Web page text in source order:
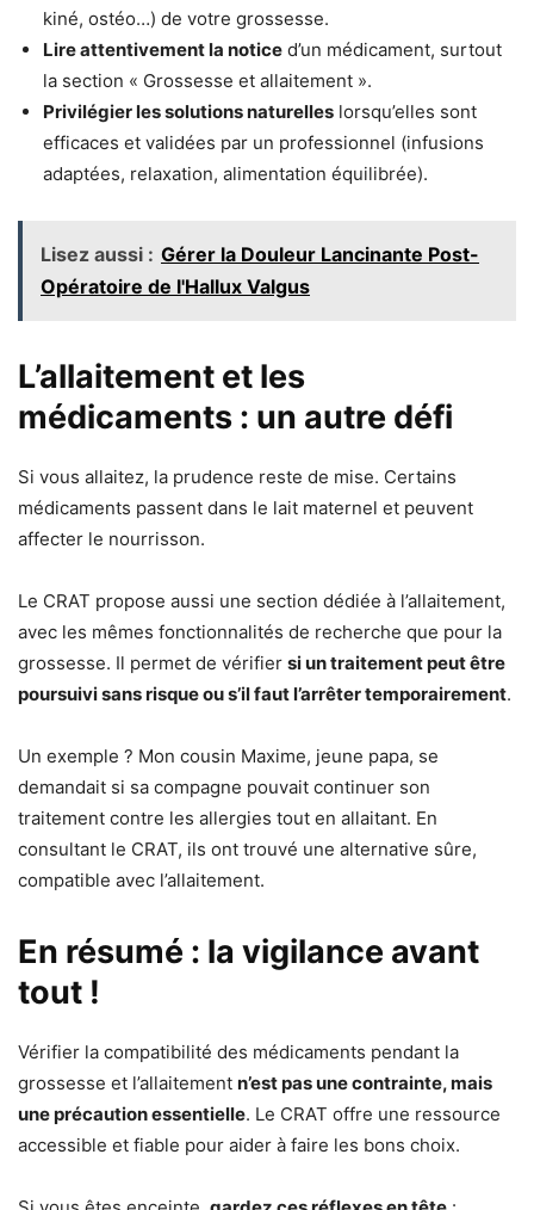
kiné, ostéo…) de votre grossesse.
Lire attentivement la notice d’un médicament, surtout
la section « Grossesse et allaitement ».
Privilégier les solutions naturelles lorsqu’elles sont
efficaces et validées par un professionnel (infusions
adaptées, relaxation, alimentation équilibrée).
Lisez aussi : Gérer la Douleur Lancinante Post-
Opératoire de l'Hallux Valgus
L’allaitement et les
médicaments : un autre défi
Si vous allaitez, la prudence reste de mise. Certains
médicaments passent dans le lait maternel et peuvent
affecter le nourrisson.
Le CRAT propose aussi une section dédiée à l’allaitement,
avec les mêmes fonctionnalités de recherche que pour la
grossesse. Il permet de vérifier si un traitement peut être
poursuivi sans risque ou s’il faut l’arrêter temporairement.
Un exemple ? Mon cousin Maxime, jeune papa, se
demandait si sa compagne pouvait continuer son
traitement contre les allergies tout en allaitant. En
consultant le CRAT, ils ont trouvé une alternative sûre,
compatible avec l’allaitement.
En résumé : la vigilance avant
tout !
Vérifier la compatibilité des médicaments pendant la
grossesse et l’allaitement n’est pas une contrainte, mais
une précaution essentielle. Le CRAT offre une ressource
accessible et fiable pour aider à faire les bons choix.